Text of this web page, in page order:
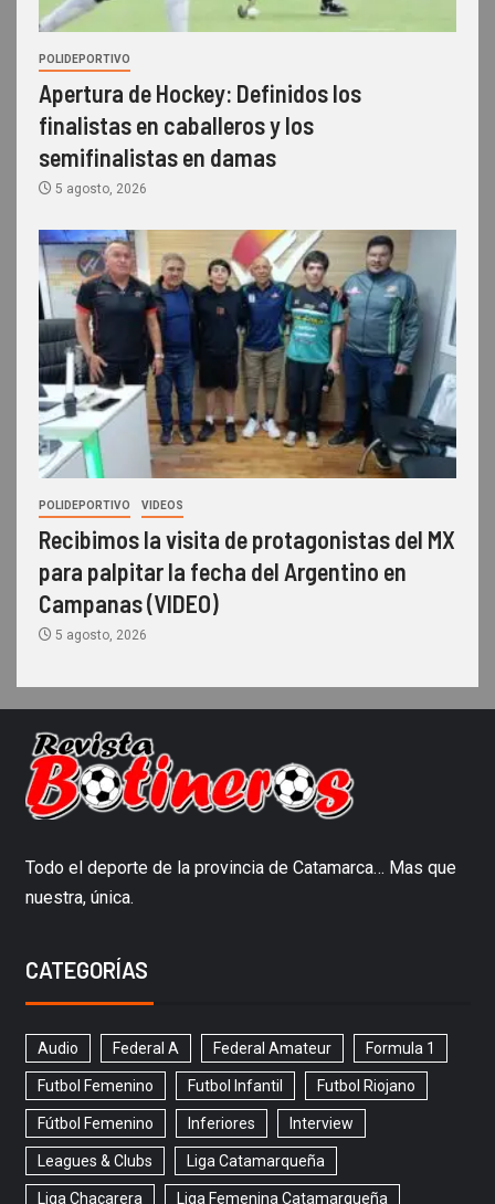
POLIDEPORTIVO
Apertura de Hockey: Definidos los
finalistas en caballeros y los
semifinalistas en damas
5 agosto, 2026
POLIDEPORTIVO VIDEOS
Recibimos la visita de protagonistas del MX
para palpitar la fecha del Argentino en
Campanas (VIDEO)
5 agosto, 2026
Todo el deporte de la provincia de Catamarca… Mas que
nuestra, única.
CATEGORÍAS
Audio Federal A Federal Amateur Formula 1
Futbol Femenino Futbol Infantil Futbol Riojano
Fútbol Femenino Inferiores Interview
Leagues & Clubs Liga Catamarqueña
Liga Chacarera Liga Femenina Catamarqueña